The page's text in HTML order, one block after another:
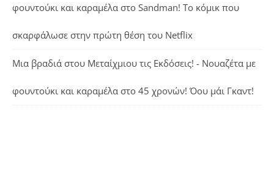
φουντούκι και καραμέλα στο Sandman! Το κόμικ που
σκαρφάλωσε στην πρώτη θέση του Netflix
Μια βραδιά στου Μεταίχμιου τις Εκδόσεις! - Νουαζέτα με
φουντούκι και καραμέλα στο 45 χρονών! Όου μάι Γκαντ!